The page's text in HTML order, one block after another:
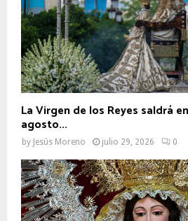
La Virgen de los Reyes saldrá
agosto...
by Jesús Moreno julio 29, 2026 0